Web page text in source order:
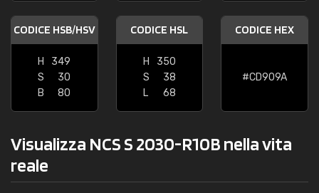
CODICE HSB/HSV
H
349
S
30
B
80
CODICE HSL
H
350
S
38
L
68
CODICE HEX
#CD909A
Visualizza NCS S 2030-R10B nella vita
reale